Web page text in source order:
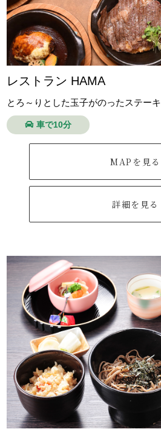
レストラン HAMA
とろ～りとした玉子がのったステー
車で10分
MAPを見る
詳細を見る